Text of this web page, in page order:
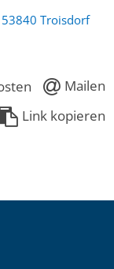
Troisdorf
Mailen
Link kopieren